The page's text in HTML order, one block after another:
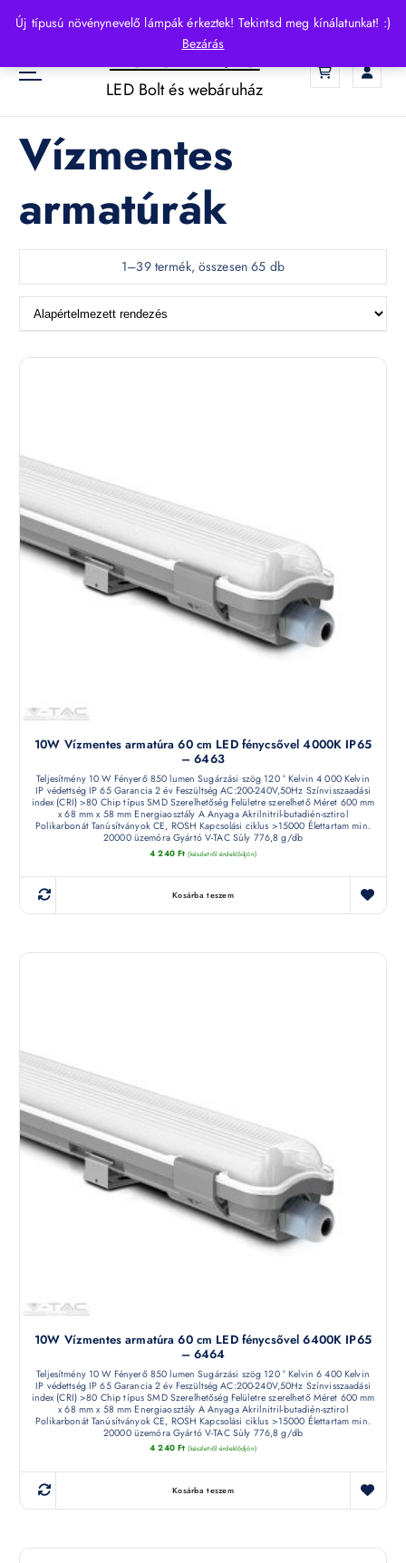
Új típusú növénynevelő lámpák érkeztek! Tekintsd meg kínálatunkat! :)
Bezárás
p
o
HelloLED.hu
LED Bolt és webáruház
Vízmentes
armatúrák
1–39 termék, összesen 65 db
10W Vízmentes armatúra 60 cm LED fénycsővel 4000K IP65
– 6463
Teljesítmény 10 W Fényerő 850 lumen Sugárzási szög 120 ° Kelvin 4 000 Kelvin
IP védettség IP 65 Garancia 2 év Feszültség AC:200-240V,50Hz Színvisszaadási
index (CRI) >80 Chip típus SMD Szerelhetőség Felületre szerelhető Méret 600 mm
x 68 mm x 58 mm Energiaosztály A Anyaga Akrilnitril-butadién-sztirol
Polikarbonát Tanúsítványok CE, ROSH Kapcsolási ciklus >15000 Élettartam min.
20000 üzemóra Gyártó V-TAC Súly 776,8 g/db
4 240 Ft (készletről érdeklődjön)
Kosárba teszem
10W Vízmentes armatúra 60 cm LED fénycsővel 6400K IP65
– 6464
Teljesítmény 10 W Fényerő 850 lumen Sugárzási szög 120 ° Kelvin 6 400 Kelvin
IP védettség IP 65 Garancia 2 év Feszültség AC:200-240V,50Hz Színvisszaadási
index (CRI) >80 Chip típus SMD Szerelhetőség Felületre szerelhető Méret 600 mm
x 68 mm x 58 mm Energiaosztály A Anyaga Akrilnitril-butadién-sztirol
Polikarbonát Tanúsítványok CE, ROSH Kapcsolási ciklus >15000 Élettartam min.
20000 üzemóra Gyártó V-TAC Súly 776,8 g/db
4 240 Ft (készletről érdeklődjön)
Kosárba teszem